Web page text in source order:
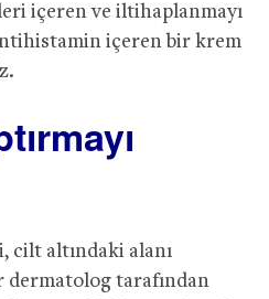
içeren ve iltihaplanmayı
içeren bir krem
cilt altındaki alanı
dermatolog tarafından